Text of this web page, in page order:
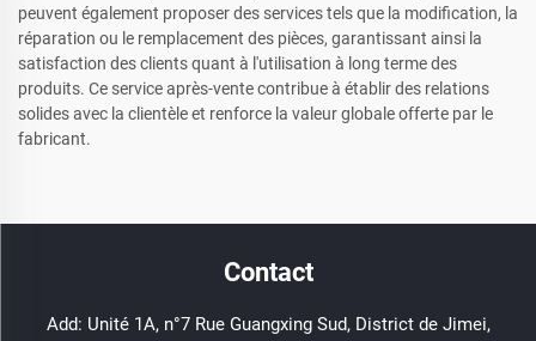
peuvent également proposer des services tels que la modification, la
réparation ou le remplacement des pièces, garantissant ainsi la
satisfaction des clients quant à l'utilisation à long terme des
produits. Ce service après-vente contribue à établir des relations
solides avec la clientèle et renforce la valeur globale offerte par le
fabricant.
Contact
Add: Unité 1A, n°7 Rue Guangxing Sud, District de Jimei,